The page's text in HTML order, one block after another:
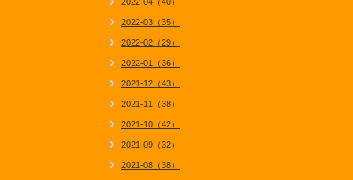
2022-03（35）
2022-02（29）
2022-01（36）
2021-12（43）
2021-11（38）
2021-10（42）
2021-09（32）
2021-08（38）